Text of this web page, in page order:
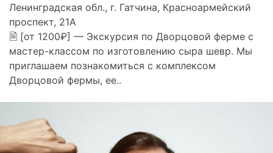
Ленинградская обл., г. Гатчина, Красноармейский
проспект, 21А
🗎 [от 1200₽] — Экскурсия по Дворцовой ферме с
мастер-классом по изготовлению сыра шевр. Мы
приглашаем познакомиться с комплексом
Дворцовой фермы, ее..